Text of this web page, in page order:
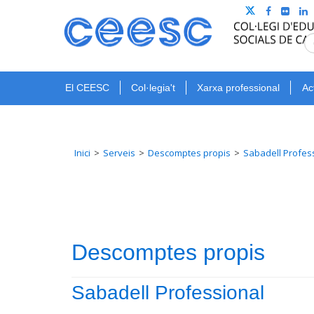
El CEESC Col·legia't Xarxa professional
Inici Serveis Descomptes propis Sabadell
Descomptes propis
Sabadell Professional